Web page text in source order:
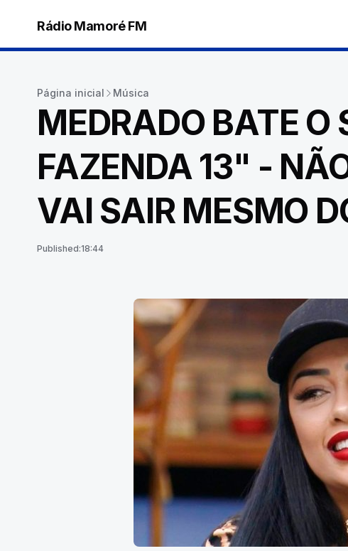
Rádio Mamoré FM
Página inicial Música
MEDRADO BATE O
FAZENDA 13" -
VAI SAIR MESMO
Published:18:44